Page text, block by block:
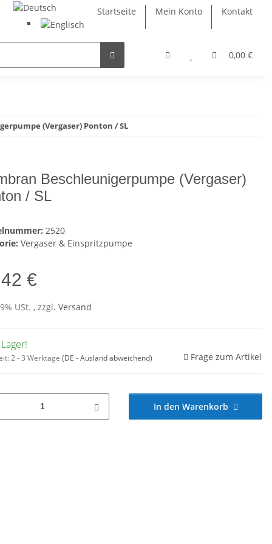
Startseite Mein Konto Kontakt
0,00 €
(Vergaser) Ponton / SL
Beschleunigerpumpe (Vergaser)
/ SL
2520
Vergaser & Einspritzpumpe
€
USt. , zzgl. Versand
2 - 3 Werktage (DE - Ausland abweichend) Frage zum Artikel
In den Warenkorb